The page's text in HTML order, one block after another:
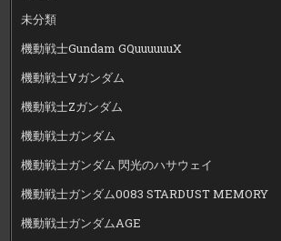
未分類
機動戦士Gundam GQuuuuuuX
機動戦士Vガンダム
機動戦士Zガンダム
機動戦士ガンダム
機動戦士ガンダム 閃光のハサウェイ
機動戦士ガンダム0083 STARDUST MEMORY
機動戦士ガンダムAGE